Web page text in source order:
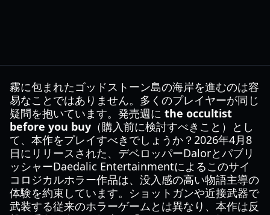
霧に包まれたゴッドストーン島の海岸を進むのは容
易なことではありません。多くのプレイヤーが同じ
疑問を抱いています。発売週に the occultist
before you buy （購入前に検討すべきこと）とし
て、本作をプレイすべきでしょうか？2026年4月8
日にリリースされた、デベロッパーDalorとパブリ
ッシャーDaedalic Entertainmentによるこのサイ
コロジカルホラー作品は、没入感の高い物語主導の
体験を約束しています。ショットガンや近接武器で
武装する従来のホラーゲームとは異なり、本作は反